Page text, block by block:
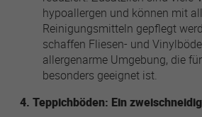
hypoallergen und können mit
Reinigungsmitteln gepflegt
schaffen Fliesen- und
allergenarme Umgebung, die
besonders geeignet ist.
4. Teppichböden: Ein